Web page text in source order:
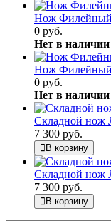
Нож Филейный
0 руб.
Нет в наличии
Нож Филейный
0 руб.
Нет в наличии
Складной нож
7 300 руб.
В корзину
Складной нож
7 300 руб.
В корзину